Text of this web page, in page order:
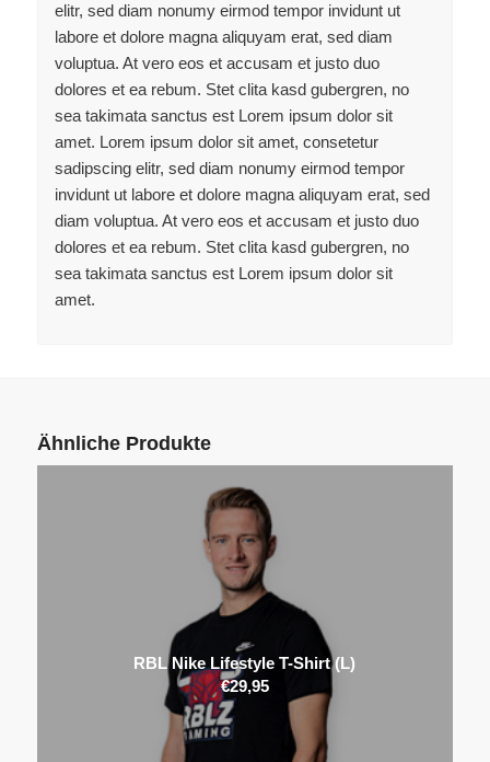
elitr, sed diam nonumy eirmod tempor invidunt ut
labore et dolore magna aliquyam erat, sed diam
voluptua. At vero eos et accusam et justo duo
dolores et ea rebum. Stet clita kasd gubergren, no
sea takimata sanctus est Lorem ipsum dolor sit
amet. Lorem ipsum dolor sit amet, consetetur
sadipscing elitr, sed diam nonumy eirmod tempor
invidunt ut labore et dolore magna aliquyam erat, sed
diam voluptua. At vero eos et accusam et justo duo
dolores et ea rebum. Stet clita kasd gubergren, no
sea takimata sanctus est Lorem ipsum dolor sit
amet.
Ähnliche Produkte
RBL Nike Lifestyle T-Shirt (L)
€29,95